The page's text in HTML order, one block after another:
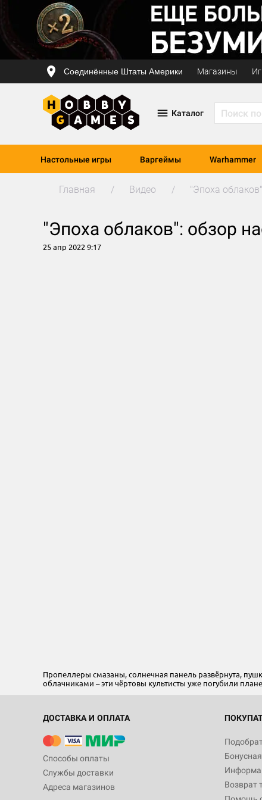
Соединённые Штаты Америки Магазины
Каталог
Настольные игры Варгеймы Warhammer
Главная Видео "Эпоха
"Эпоха облаков": обзор
25 апр 2022 9:17
Пропеллеры смазаны, солнечная панель развёрнута,
облачниками – эти чёртовы культисты уже погубили
ДОСТАВКА И ОПЛАТА
Способы оплаты
Службы доставки
Адреса магазинов
Возврат